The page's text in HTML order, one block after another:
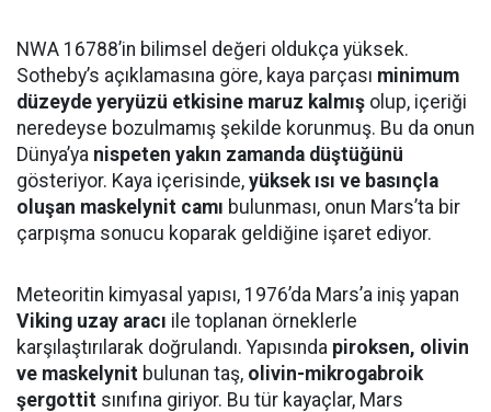
NWA 16788’in bilimsel değeri oldukça yüksek.
Sotheby’s açıklamasına göre, kaya parçası minimum
düzeyde yeryüzü etkisine maruz kalmış olup, içeriği
neredeyse bozulmamış şekilde korunmuş. Bu da onun
Dünya’ya nispeten yakın zamanda düştüğünü
gösteriyor. Kaya içerisinde, yüksek ısı ve basınçla
oluşan maskelynit camı bulunması, onun Mars’ta bir
çarpışma sonucu koparak geldiğine işaret ediyor.
Meteoritin kimyasal yapısı, 1976’da Mars’a iniş yapan
Viking uzay aracı ile toplanan örneklerle
karşılaştırılarak doğrulandı. Yapısında piroksen, olivin
ve maskelynit bulunan taş, olivin-mikrogabroik
şergottit sınıfına giriyor. Bu tür kayaçlar, Mars